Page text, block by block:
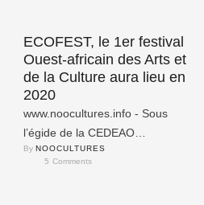
ECOFEST, le 1er festival
Ouest-africain des Arts et
de la Culture aura lieu en
2020
www.noocultures.info - Sous
l’égide de la CEDEAO
(Communauté Economique des
By NOOCULTURES
5 Comments